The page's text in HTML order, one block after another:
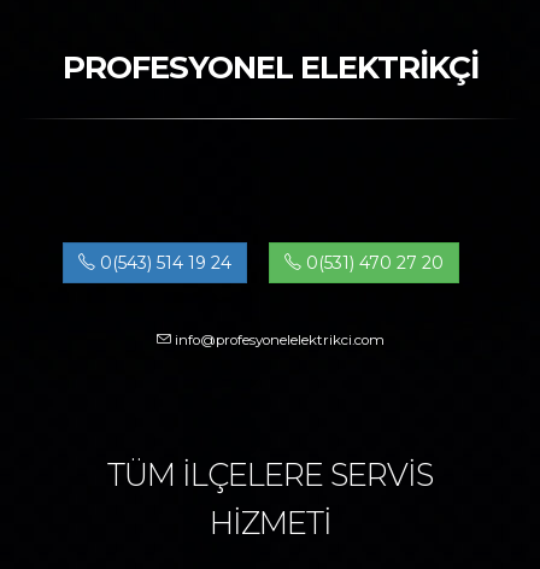
PROFESYONEL ELEKTRİKÇİ
0(543) 514 19 24 0(531) 470 27 20
info@profesyonelelektrikci.com
TÜM İLÇELERE SERVİS
HİZMETİ